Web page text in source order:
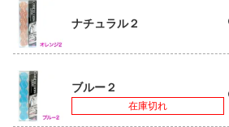
ナチュラル２
ブルー２
在庫切れ